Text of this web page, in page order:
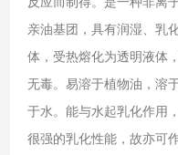
亲油基团，具有润湿、乳
体，受热熔化为透明液体
无毒。易溶于植物油，溶
于水。能与水起乳化作用
很强的乳化性能，故亦可